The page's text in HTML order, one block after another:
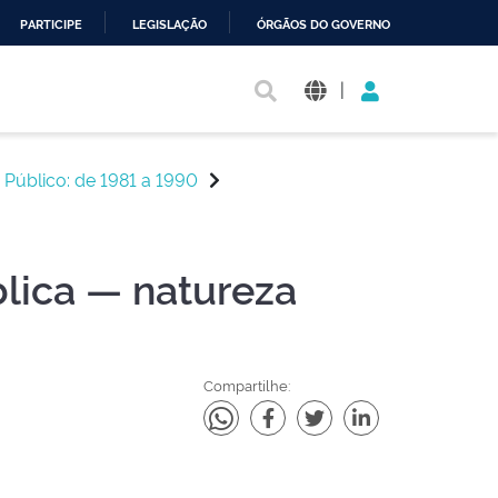
PARTICIPE LEGISLAÇÃO ÓRGÃOS DO GOVERNO
|
de 1981 a 1990
— natureza
Compartilhe: